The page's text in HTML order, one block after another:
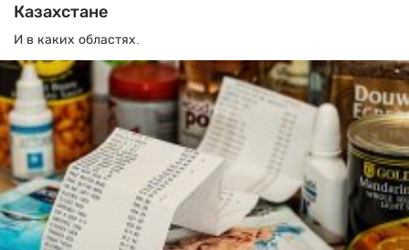
Казахстане
И в каких областях.